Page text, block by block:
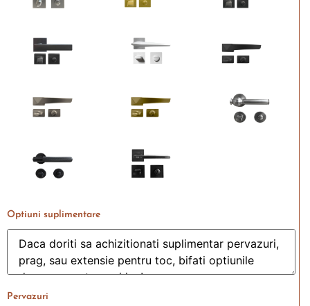
Optiuni suplimentare
Pervazuri